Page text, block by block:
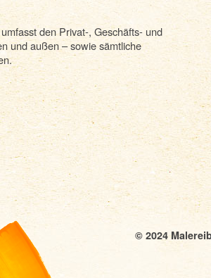
den Privat-, Geschäfts- und
und außen – sowie sämtliche
© 2024